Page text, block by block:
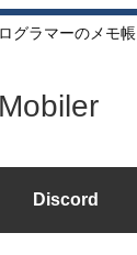
グラマーのメモ帳
Discord